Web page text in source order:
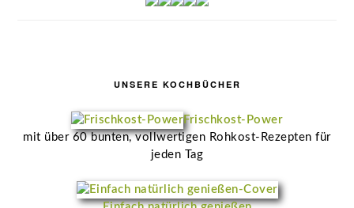
UNSERE KOCHBÜCHER
Frischkost-Power
mit über 60 bunten, vollwertigen Rohkost-Rezepten für
jeden Tag